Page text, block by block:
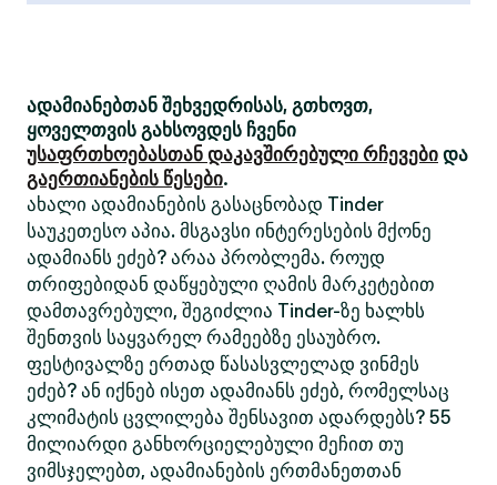
ადამიანებთან შეხვედრისას, გთხოვთ,
ყოველთვის გახსოვდეს ჩვენი
უსაფრთხოებასთან დაკავშირებული რჩევები და
გაერთიანების წესები.
ახალი ადამიანების გასაცნობად Tinder
საუკეთესო აპია. მსგავსი ინტერესების მქონე
ადამიანს ეძებ? არაა პრობლემა. როუდ
თრიფებიდან დაწყებული ღამის მარკეტებით
დამთავრებული, შეგიძლია Tinder-ზე ხალხს
შენთვის საყვარელ რამეებზე ესაუბრო.
ფესტივალზე ერთად წასასვლელად ვინმეს
ეძებ? ან იქნებ ისეთ ადამიანს ეძებ, რომელსაც
კლიმატის ცვლილება შენსავით ადარდებს? 55
მილიარდი განხორციელებული მეჩით თუ
ვიმსჯელებთ, ადამიანების ერთმანეთთან